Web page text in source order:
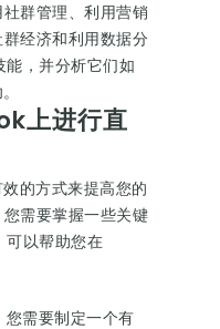
群管理、利用营销
经济和利用数据分
，并分析它们如
上进行直
的方式来提高您的
需要掌握一些关键
可以帮助您在
需要制定一个有